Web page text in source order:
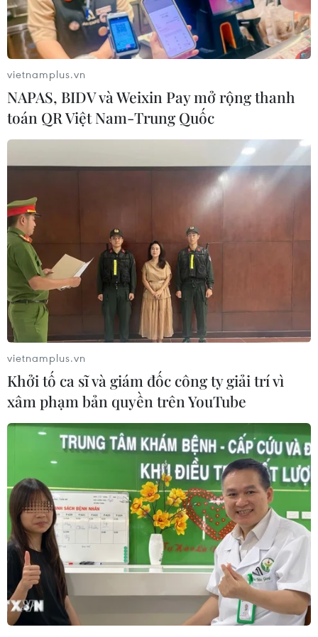
Xuân Trường sắp trở lại khoác áo Hoàng Anh Gia Lai.
Huấn luyện viên trưởng Hoàng Anh Gia Lai,
Lee Tae-hoon cho biết Xuân Trường trở lại là sự
bổ sung tốt cho đội bóng ở giai đoạn lượt về V-
League 2019.
bóng. Nhưng vấn đề nhỏ là lối chơi của Hoàng
Anh Gia Lai đã thay đổi nhiều so với trước đây
nên cậu ấy cần thời gian để thích nghi. Tuy
nhiên, Xuân Trường là cầu thủ giỏi, có năng lực
tốt nên chắc chắn sẽ hoà nhập nhanh chóng với
lối chơi," huấn luyện viên đội bóng phố núi cho
biết.
Với lời chia sẻ trên, bến đỗ mới của Xuân
Trường sau khi chia tay Buriram United chắc
chắn sẽ là Hoàng Anh Gia Lai, chứ không chỉ là
tin đồn như truyền thông đăng tải nhiều ngày
nay.
Ông Lee Tae-hoon nói tiếp: "Tôi chưa làm việc
vietnamplus.vn
NAPAS, BIDV và Weixin Pay mở rộng thanh
toán QR Việt Nam-Trung Quốc
vietnamplus.vn
Khởi tố ca sĩ và giám đốc công ty giải trí vì
xâm phạm bản quyền trên YouTube